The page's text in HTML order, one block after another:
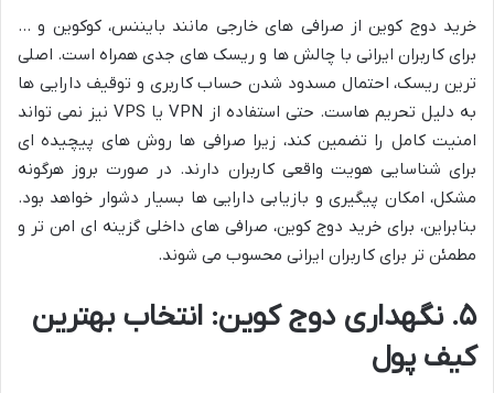
خرید دوج کوین از صرافی های خارجی مانند بایننس، کوکوین و …
برای کاربران ایرانی با چالش ها و ریسک های جدی همراه است. اصلی
ترین ریسک، احتمال مسدود شدن حساب کاربری و توقیف دارایی ها
به دلیل تحریم هاست. حتی استفاده از VPN یا VPS نیز نمی تواند
امنیت کامل را تضمین کند، زیرا صرافی ها روش های پیچیده ای
برای شناسایی هویت واقعی کاربران دارند. در صورت بروز هرگونه
مشکل، امکان پیگیری و بازیابی دارایی ها بسیار دشوار خواهد بود.
بنابراین، برای خرید دوج کوین، صرافی های داخلی گزینه ای امن تر و
مطمئن تر برای کاربران ایرانی محسوب می شوند.
۵. نگهداری دوج کوین: انتخاب بهترین
کیف پول